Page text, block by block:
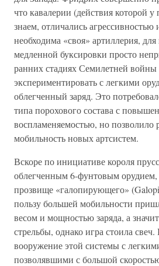
что кавалерии (действия которой
знаем, отличались
необходима «своя» артиллерия,
медленной буксировки просто
ранних стадиях Семилетней войны
экспериментировать с легкими
облегченный заряд. Это
типа порохового состава с
воспламеняемостью, но позволило
мобильность новых артсистем.
Вскоре по инициативе короля
облегченным 6-фунтовым орудием,
прозвище «галопирующего»
пользу большей мобильности
весом и мощностью заряда, а
стрельбы, однако игра стоила
вооружение этой системы с
позволявшими с большой